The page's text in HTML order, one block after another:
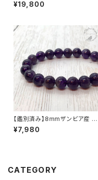
レスレット
¥19,800
【鑑別済み】8mmザンビア産 天
然アメジスト ブレスレット
¥7,980
CATEGORY